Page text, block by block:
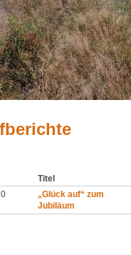
Titel
„Glück auf“ zum
Jubiläum